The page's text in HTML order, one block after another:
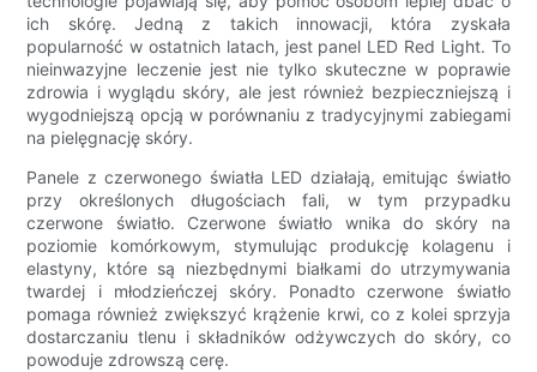
ich skórę. Jedną z takich innowacji, która zyskała
popularność w ostatnich latach, jest panel LED Red Light. To
nieinwazyjne leczenie jest nie tylko skuteczne w poprawie
zdrowia i wyglądu skóry, ale jest również bezpieczniejszą i
wygodniejszą opcją w porównaniu z tradycyjnymi zabiegami
na pielęgnację skóry.
Panele z czerwonego światła LED działają, emitując światło
przy określonych długościach fali, w tym przypadku
czerwone światło. Czerwone światło wnika do skóry na
poziomie komórkowym, stymulując produkcję kolagenu i
elastyny, które są niezbędnymi białkami do utrzymywania
twardej i młodzieńczej skóry. Ponadto czerwone światło
pomaga również zwiększyć krążenie krwi, co z kolei sprzyja
dostarczaniu tlenu i składników odżywczych do skóry, co
powoduje zdrowszą cerę.